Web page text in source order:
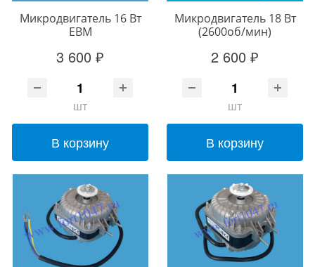
Микродвигатель 16 Вт
EBM
3 600 ₽
шт
В корзину
Микродвигатель 18 Вт
(2600об/мин)
2 600 ₽
шт
В корзину